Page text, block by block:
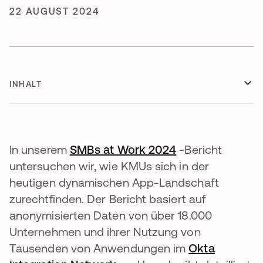
22 AUGUST 2024
INHALT
In unserem SMBs at Work 2024 wird in einer
-Bericht
untersuchen wir, wie KMUs sich in der
heutigen dynamischen App-Landschaft
zurechtfinden. Der Bericht basiert auf
anonymisierten Daten von über 18.000
Unternehmen und ihrer Nutzung von
Tausenden von Anwendungen imOkta